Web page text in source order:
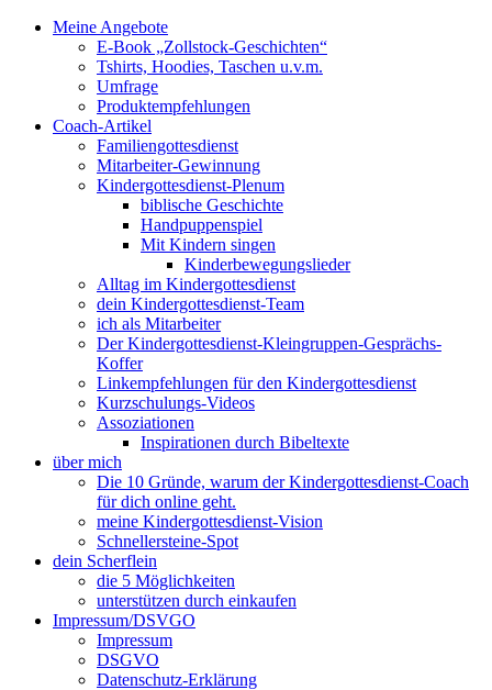
Meine Angebote
E-Book „Zollstock-Geschichten“
Tshirts, Hoodies, Taschen u.v.m.
Umfrage
Produktempfehlungen
Coach-Artikel
Familiengottesdienst
Mitarbeiter-Gewinnung
Kindergottesdienst-Plenum
biblische Geschichte
Handpuppenspiel
Mit Kindern singen
Kinderbewegungslieder
Alltag im Kindergottesdienst
dein Kindergottesdienst-Team
ich als Mitarbeiter
Der Kindergottesdienst-Kleingruppen-Gesprächs-
Koffer
Linkempfehlungen für den Kindergottesdienst
Kurzschulungs-Videos
Assoziationen
Inspirationen durch Bibeltexte
über mich
Die 10 Gründe, warum der Kindergottesdienst-Coach
für dich online geht.
meine Kindergottesdienst-Vision
Schnellersteine-Spot
dein Scherflein
die 5 Möglichkeiten
unterstützen durch einkaufen
Impressum/DSVGO
Impressum
DSGVO
Datenschutz-Erklärung